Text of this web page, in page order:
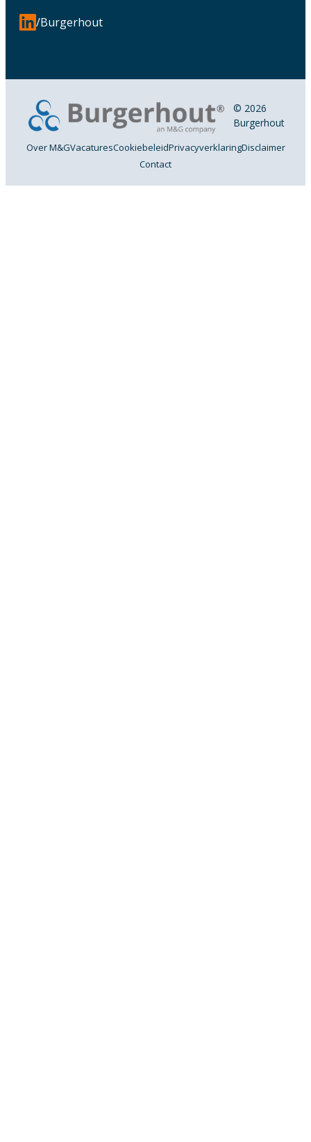
/Burgerhout
© 2026
Burgerhout
Over M&GVacaturesCookiebeleidPrivacyverklaringDisclaimer
Contact